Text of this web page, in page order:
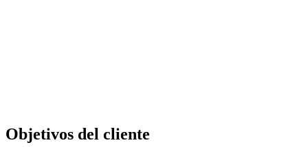
Objetivos del cliente